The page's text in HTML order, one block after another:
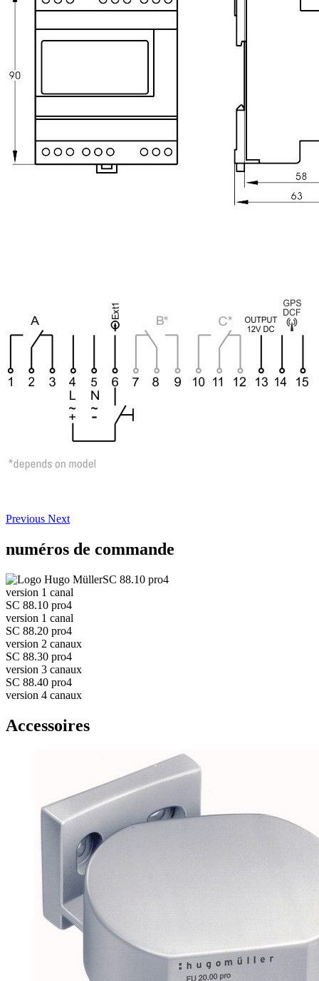
Previous Next
numéros de commande
SC 88.10 pro4
version 1 canal
SC 88.10 pro4
version 1 canal
SC 88.20 pro4
version 2 canaux
SC 88.30 pro4
version 3 canaux
SC 88.40 pro4
version 4 canaux
Accessoires